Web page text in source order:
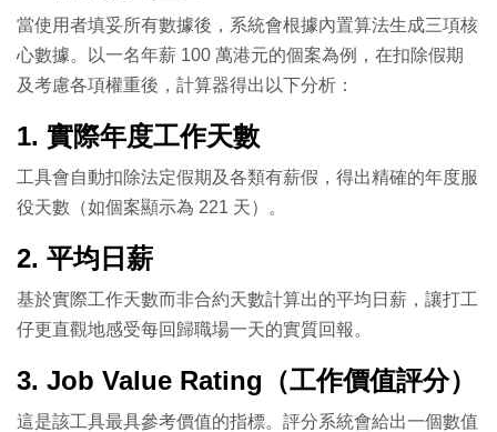
當使用者填妥所有數據後，系統會根據內置算法生成三項核
心數據。以一名年薪 100 萬港元的個案為例，在扣除假期
及考慮各項權重後，計算器得出以下分析：
1. 實際年度工作天數
工具會自動扣除法定假期及各類有薪假，得出精確的年度服
役天數（如個案顯示為 221 天）。
2. 平均日薪
基於實際工作天數而非合約天數計算出的平均日薪，讓打工
仔更直觀地感受每回歸職場一天的實質回報。
3. Job Value Rating（工作價值評分）
這是該工具最具參考價值的指標。評分系統會給出一個數值